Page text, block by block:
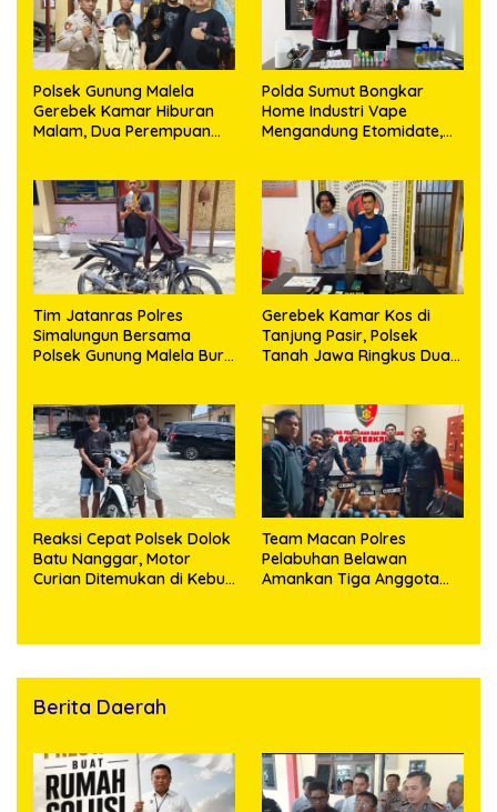
Polsek Gunung Malela
Gerebek Kamar Hiburan
Malam, Dua Perempuan
Polda Sumut Bongkar
Home Industri Vape
Mengandung Etomidate,
Tim Jatanras Polres
Simalungun Bersama
Polsek Gunung Malela Buru
Bekuk Tersangka
Gerebek Kamar Kos di
Tanjung Pasir, Polsek
Tanah Jawa Ringkus Dua
Reaksi Cepat Polsek Dolok
Batu Nanggar, Motor
Curian Ditemukan di Kebun
Team Macan Polres
Pelabuhan Belawan
Amankan Tiga Anggota
Berita Daerah